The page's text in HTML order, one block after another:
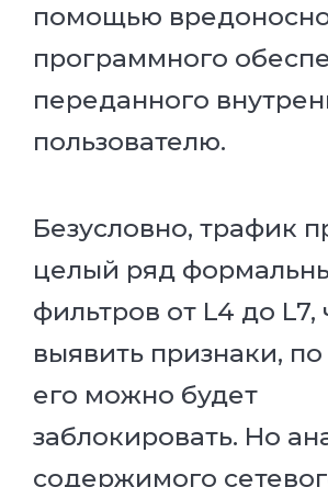
помощью
программного
переданного
пользователю.
Безусловно, трафик
целый ряд
фильтров от L4 до L7,
выявить признаки,
его можно будет
заблокировать. Но
содержимого